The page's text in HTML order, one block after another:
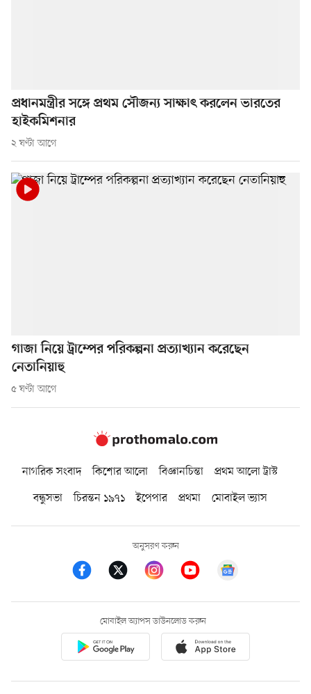
প্রধানমন্ত্রীর সঙ্গে প্রথম সৌজন্য সাক্ষাৎ করলেন ভারতের
হাইকমিশনার
২ ঘণ্টা আগে
গাজা নিয়ে ট্রাম্পের পরিকল্পনা প্রত্যাখ্যান করেছেন
নেতানিয়াহু
৫ ঘণ্টা আগে
নাগরিক সংবাদ কিশোর আলো বিজ্ঞানচিন্তা
প্রথম আলো ট্রাস্ট
বন্ধুসভা
চিরন্তন ১৯৭১ ইপেপার প্রথমা মোবাইল ভ্যাস
অনুসরণ করুন
মোবাইল অ্যাপস ডাউনলোড করুন